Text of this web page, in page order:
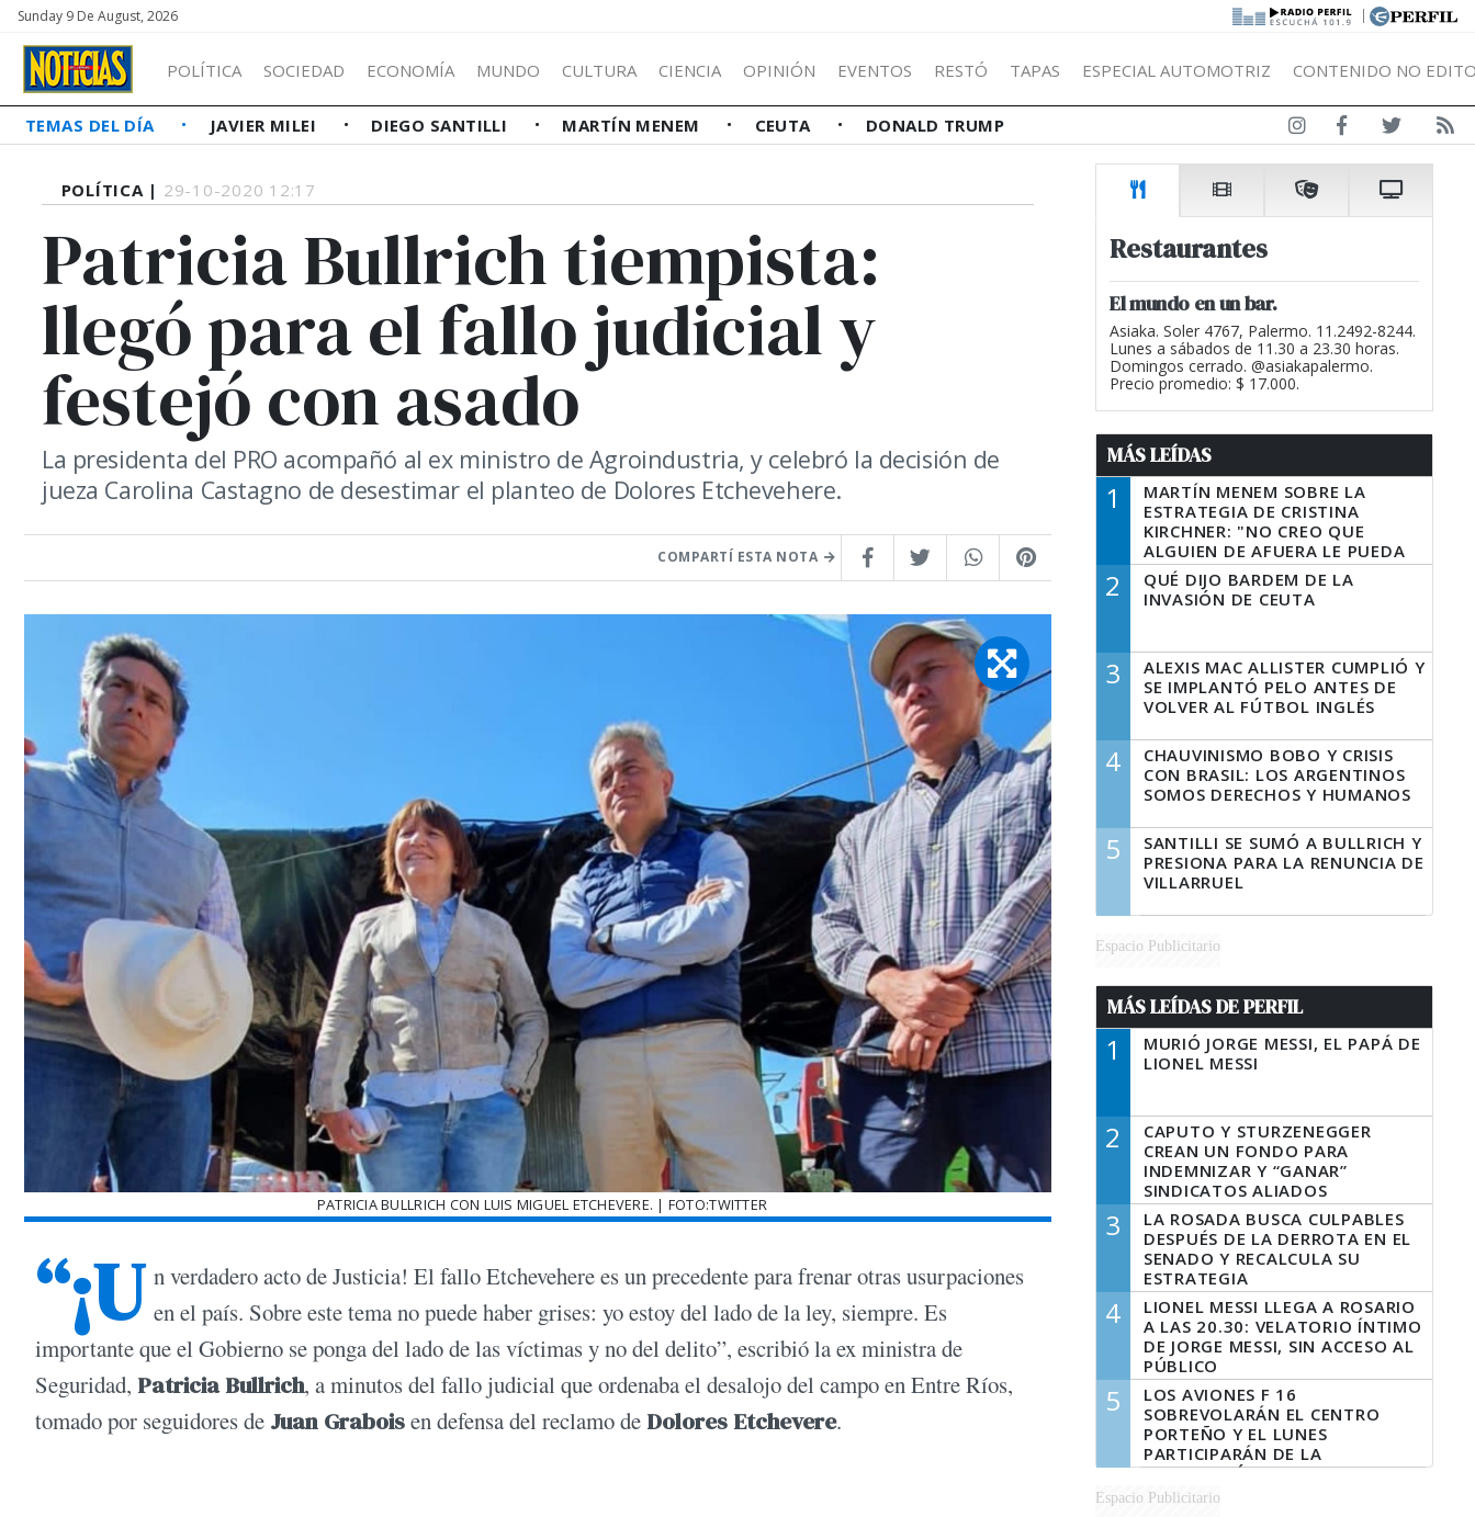
Sunday 9 De August, 2026 |
POLÍTICA SOCIEDAD ECONOMÍA MUNDO CULTURA CIENCIA OPINIÓN EVENTOS RESTÓ TAPAS ESPECIAL AUTOMOTRIZ CONTENIDO NO
TEMAS DEL DÍA JAVIER MILEI DIEGO SANTILLI MARTÍN MENEM CEUTA DONALD TRUMP
POLÍTICA | 29-10-2020 12:17
Patricia Bullrich tiempista:
llegó para el fallo judicial y
festejó con asado
La presidenta del PRO acompañó al ex ministro de Agroindustria, y celebró la decisión de
jueza Carolina Castagno de desestimar el planteo de Dolores Etchevehere.
COMPARTÍ ESTA NOTA
PATRICIA BULLRICH CON LUIS MIGUEL ETCHEVERE. | FOTO:TWITTER
“¡U n verdadero acto de Justicia! El fallo Etchevehere es un precedente para frenar otras usurpaciones
en el país. Sobre este tema no puede haber grises: yo estoy del lado de la ley, siempre. Es
importante que el Gobierno se ponga del lado de las víctimas y no del delito”, escribió la ex ministra de
Seguridad, Patricia Bullrich, a minutos del fallo judicial que ordenaba el desalojo del campo en Entre Ríos,
tomado por seguidores de Juan Graboisen defensa del reclamo de Dolores Etchevere.
Restaurantes
El mundo en un bar.
Asiaka. Soler 4767, Palermo. 11.2492-8244.
Lunes a sábados de 11.30 a 23.30 horas.
Domingos cerrado. @asiakapalermo.
Precio promedio: $ 17.000.
MÁS LEÍDAS
1
MARTÍN MENEM SOBRE LA
ESTRATEGIA DE CRISTINA
KIRCHNER: "NO CREO QUE
ALGUIEN DE AFUERA LE PUEDA
DECIR A LA JUSTICIA LO QUE
TIENE QUE HACER"
2
QUÉ DIJO BARDEM DE LA
INVASIÓN DE CEUTA
3
ALEXIS MAC ALLISTER CUMPLIÓ Y
SE IMPLANTÓ PELO ANTES DE
VOLVER AL FÚTBOL INGLÉS
4
CHAUVINISMO BOBO Y CRISIS
CON BRASIL: LOS ARGENTINOS
SOMOS DERECHOS Y HUMANOS
5
SANTILLI SE SUMÓ A BULLRICH Y
PRESIONA PARA LA RENUNCIA DE
VILLARRUEL
Espacio Publicitario
MÁS LEÍDAS DE PERFIL
1
MURIÓ JORGE MESSI, EL PAPÁ DE
LIONEL MESSI
2
CAPUTO Y STURZENEGGER
CREAN UN FONDO PARA
INDEMNIZAR Y “GANAR”
SINDICATOS ALIADOS
3
LA ROSADA BUSCA CULPABLES
DESPUÉS DE LA DERROTA EN EL
SENADO Y RECALCULA SU
ESTRATEGIA
4
LIONEL MESSI LLEGA A ROSARIO
A LAS 20.30: VELATORIO ÍNTIMO
DE JORGE MESSI, SIN ACCESO AL
PÚBLICO
5
LOS AVIONES F 16
SOBREVOLARÁN EL CENTRO
PORTEÑO Y EL LUNES
PARTICIPARÁN DE LA
CELEBRACIÓN DE LA FUERZA
AÉREA
Espacio Publicitario